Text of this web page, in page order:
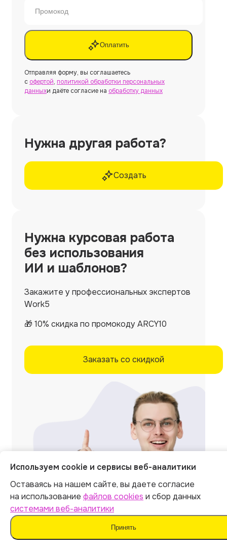
Оплатить
Отправляя форму, вы соглашаетесь
с офертой, политикой обработки персональных
данныхи даёте согласие на обработку данных
Нужна другая работа?
Создать
Нужна курсовая работа
без использования
ИИ и шаблонов?
Закажите у профессиональных экспертов
Work5
🎁 10% скидка по промокоду ARCY10
Заказать со скидкой
Отзывы на независимых
Используем cookie и сервисы веб-аналитики
Оставаясь на нашем сайте, вы даете согласие
на использование файлов cookies и сбор данных
системами веб-аналитики
Принять